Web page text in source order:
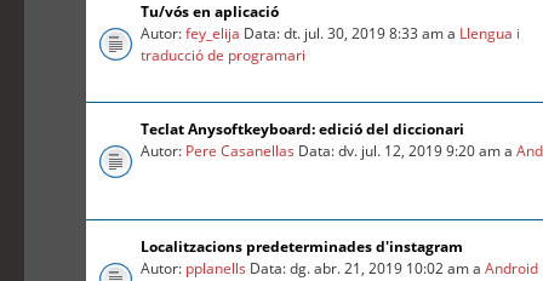
Tu/vós en aplicació
Autor:fey_elija Data: dt. jul. 30, 2019 8:33 am a Llengua i
traducció de programari
Teclat Anysoftkeyboard: edició del diccionari
Autor: Pere Casanellas Data: dv. jul. 12, 2019 9:20 am a
Localitzacions predeterminades d'instagram
Autor: pplanells Data: dg. abr. 21, 2019 10:02 am aAndroid